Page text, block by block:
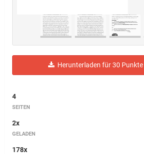
Herunterladen für 30 Punkte
4
SEITEN
2x
GELADEN
178x